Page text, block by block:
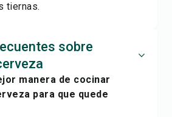
tiernas.
sobre
manera de cocinar
para que quede